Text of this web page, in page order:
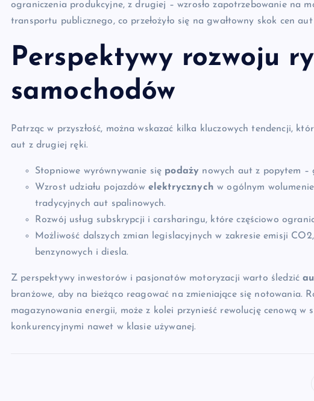
ograniczenia produkcyjne, z drugiej – wzrosło zapotrzebowanie na
transportu publicznego, co przełożyło się na gwałtowny skok cen
Perspektywy rozwoju
samochodów
Patrząc w przyszłość, można wskazać kilka kluczowych tendencji,
aut z drugiej ręki.
Stopniowe wyrównywanie się podaży nowych aut z popytem –
Wzrost udziału pojazdów elektrycznych w ogólnym
tradycyjnych aut spalinowych.
Rozwój usług subskrypcji i carsharingu, które częściowo
Możliwość dalszych zmian legislacyjnych w zakresie emisji
benzynowych i diesla.
Z perspektywy inwestorów i pasjonatów motoryzacji warto śledzić
branżowe, aby na bieżąco reagować na zmieniające się notowania.
magazynowania energii, może z kolei przynieść rewolucję cenową w
konkurencyjnymi nawet w klasie używanej.